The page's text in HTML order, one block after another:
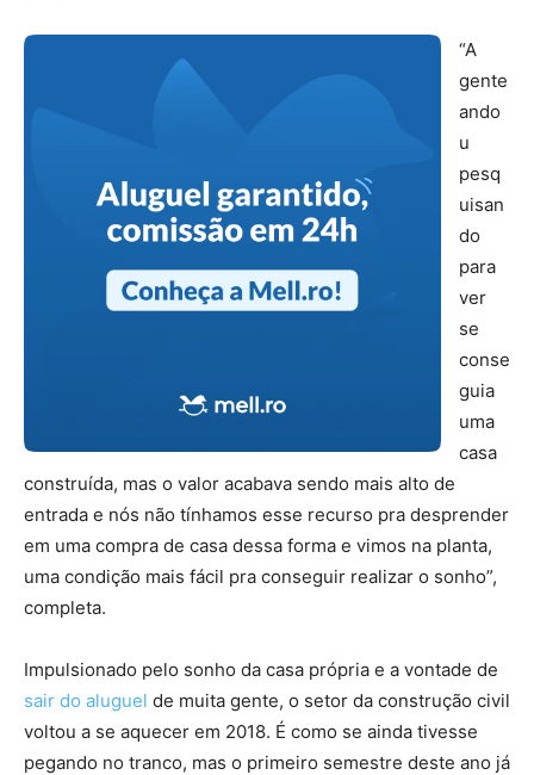
“A
gente
ando
u
pesq
uisan
do
para
ver
se
conse
guia
uma
casa
construída, mas o valor acabava sendo mais alto de
entrada e nós não tínhamos esse recurso pra desprender
em uma compra de casa dessa forma e vimos na planta,
uma condição mais fácil pra conseguir realizar o sonho”,
completa.
Impulsionado pelo sonho da casa própria e a vontade de
sair do aluguel de muita gente, o setor da construção civil
voltou a se aquecer em 2018. É como se ainda tivesse
pegando no tranco, mas o primeiro semestre deste ano já